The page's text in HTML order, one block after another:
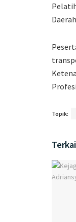
Topik: